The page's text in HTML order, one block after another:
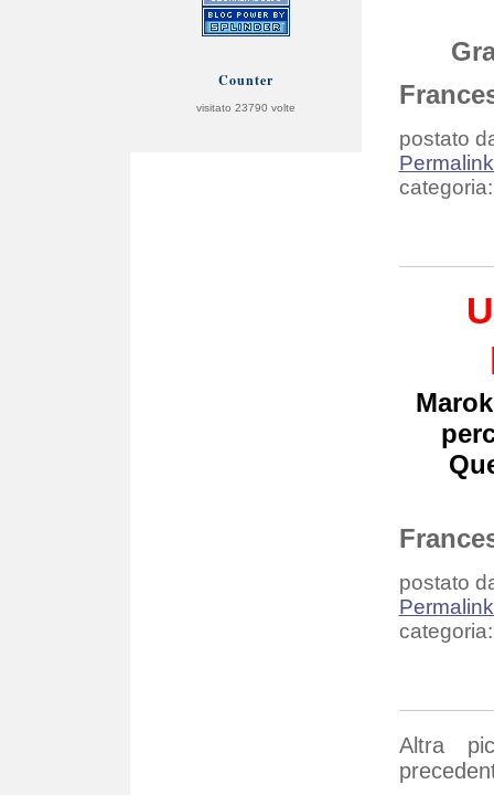
Counter
visitato 23790 volte
postato
categoria:
postato
categoria:
Altra